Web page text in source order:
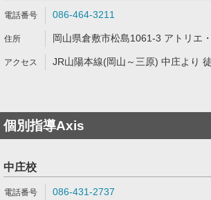
086-464-3211
岡山県倉敷市松島1061-3 アトリエ
JR山陽本線(岡山～三原) 中庄より
個別指導Axis
中庄校
086-431-2737